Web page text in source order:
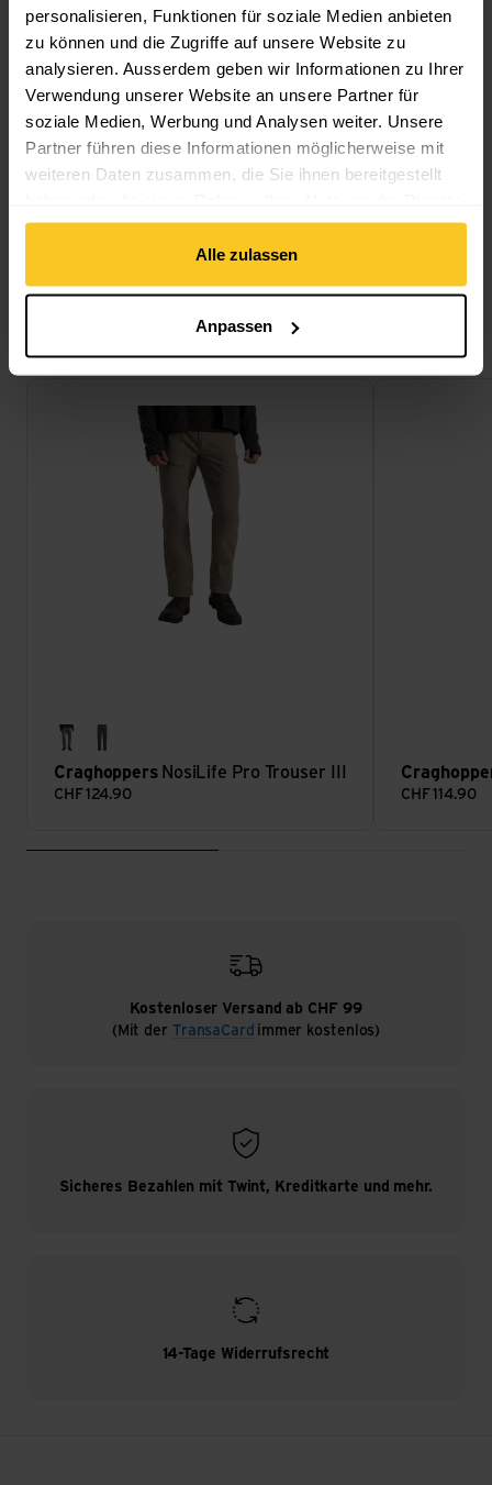
personalisieren, Funktionen für soziale Medien anbieten
zu können und die Zugriffe auf unsere Website zu
analysieren. Ausserdem geben wir Informationen zu Ihrer
Verwendung unserer Website an unsere Partner für
soziale Medien, Werbung und Analysen weiter. Unsere
Partner führen diese Informationen möglicherweise mit
weiteren Daten zusammen, die Sie ihnen bereitgestellt
gesammelt haben.
Alle zulassen
Anpassen
Beschreibung
Das könnte dich auch interessieren
pebblewoodland green
Craghoppers NosiLife Pro Trouser III
CHF 124.90 CHF 114.90
Kostenloser Versand ab CHF 99
(Mit der TransaCard immer kostenlos)
Sicheres Bezahlen mit Twint, Kreditkarte und mehr.
14-Tage Widerrufsrecht